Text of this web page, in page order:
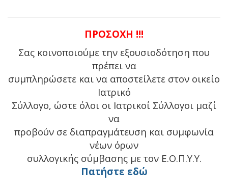
ΠΡΟΣΟΧΗ !!!
Σας κοινοποιούμε την εξουσιοδότηση που
πρέπει να
συμπληρώσετε και να αποστείλετε στον οικείο
Ιατρικό
Σύλλογο, ώστε όλοι οι Ιατρικοί Σύλλογοι μαζί
να
προβούν σε διαπραγμάτευση και συμφωνία
νέων όρων
συλλογικής σύμβασης με τον Ε.Ο.Π.Υ.Υ.
Πατήστε εδώ